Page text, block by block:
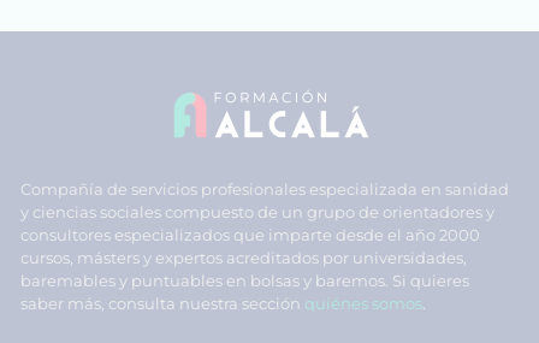
Compañía de servicios profesionales especializada en sanidad
y ciencias sociales compuesto de un grupo de orientadores y
consultores especializados que imparte desde el año 2000
cursos, másters y expertos acreditados por universidades,
baremables y puntuables en bolsas y baremos. Si quieres
saber más, consulta nuestra sección quiénes somos